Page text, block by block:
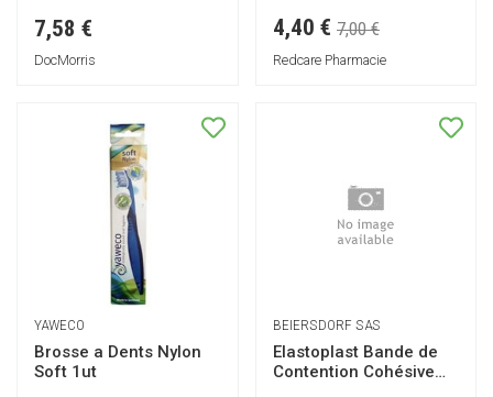
7,58 €
DocMorris
4,40 € 7,00 €
Redcare Pharmacie
YAWECO
Brosse a Dents Nylon
Soft 1ut
BEIERSDORF SAS
Elastoplast Bande de
Contention Cohésive